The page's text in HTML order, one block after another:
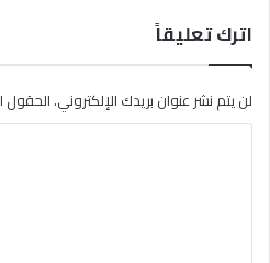
اترك تعليقاً
لن يتم نشر عنوان بريدك الإلكتروني.الحقول